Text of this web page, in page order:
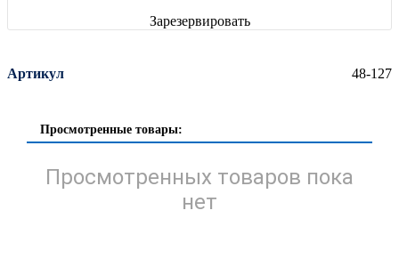
Зарезервировать
Артикул 48-127
Просмотренные товары:
Просмотренных товаров пока
нет